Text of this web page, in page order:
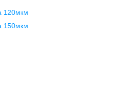
120мкм
150мкм